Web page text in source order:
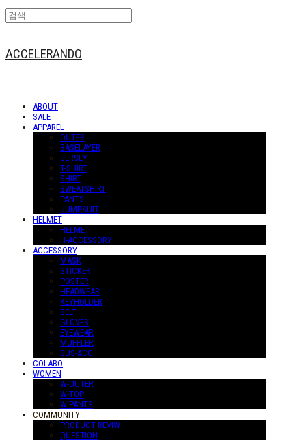
ACCELERANDO
ABOUT
SALE
APPAREL
OUTER
BASELAYER
JERSEY
T-SHIRT
SHIRT
SWEATSHIRT
PANTS
JUMPSUIT
HELMET
HELMET
H-ACCESSORY
ACCESSORY
MASK
STICKER
POSTER
HEADWEAR
KEYHOLDER
BELT
GLOVES
EYEWEAR
MUFFLER
SUS-ACC
COLABO
WOMEN
W-OUTER
W-TOP
W-PANTS
COMMUNITY
PRODUCT REVIW
QUESTION